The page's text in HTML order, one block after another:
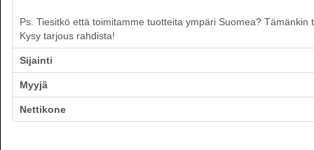
Ps. Tiesitkö että toimitamme tuotteita ympäri Suomea?
Kysy tarjous rahdista!
Sijainti
Myyjä
Nettikone